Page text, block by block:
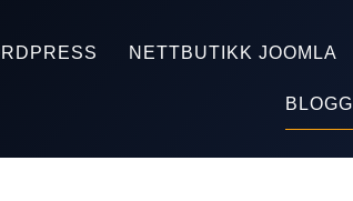
NETTBUTIKK JOOMLA
BLOGG